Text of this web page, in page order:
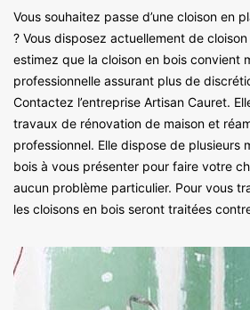
Vous souhaitez passe d’une cloison en
? Vous disposez actuellement de
estimez que la cloison en bois convient
professionnelle assurant plus de
Contactez l’entreprise Artisan Cauret.
travaux de rénovation de maison et
professionnel. Elle dispose de plusieurs
bois à vous présenter pour faire votre
aucun problème particulier. Pour vous
les cloisons en bois seront traitées